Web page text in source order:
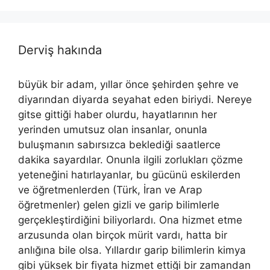
Derviş hakında
büyük bir adam, yıllar önce şehirden şehre ve
diyarından diyarda seyahat eden biriydi. Nereye
gitse gittiği haber olurdu, hayatlarının her
yerinden umutsuz olan insanlar, onunla
buluşmanın sabırsızca beklediği saatlerce
dakika sayardılar. Onunla ilgili zorlukları çözme
yeteneğini hatırlayanlar, bu gücünü eskilerden
ve öğretmenlerden (Türk, İran ve Arap
öğretmenler) gelen gizli ve garip bilimlerle
gerçekleştirdiğini biliyorlardı. Ona hizmet etme
arzusunda olan birçok mürit vardı, hatta bir
anlığına bile olsa. Yıllardır garip bilimlerin kimya
gibi yüksek bir fiyata hizmet ettiği bir zamandan